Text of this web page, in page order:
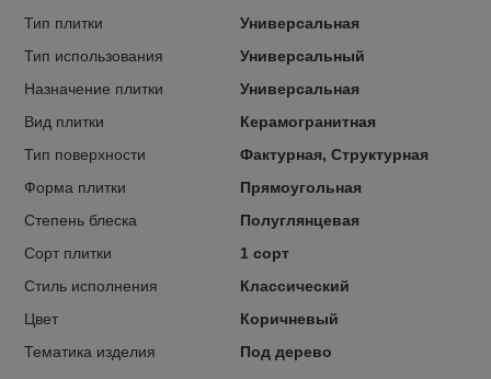
Тип плитки
Универсальная
Тип использования
Универсальный
Назначение плитки
Универсальная
Вид плитки
Керамогранитная
Тип поверхности
Фактурная, Структурная
Форма плитки
Прямоугольная
Степень блеска
Полуглянцевая
Сорт плитки
1 сорт
Стиль исполнения
Классический
Цвет
Коричневый
Тематика изделия
Под дерево